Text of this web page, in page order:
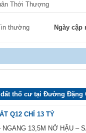
Thới Thượng
thường Ngày cập
đất thổ cư tại Đường Đặng
Q12 CHỈ 13 TỶ
NGANG 13,5M NỞ HẬU